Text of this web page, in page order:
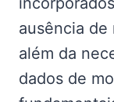
ausência de
além da
dados de